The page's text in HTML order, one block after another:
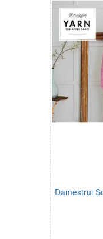
Damestrui